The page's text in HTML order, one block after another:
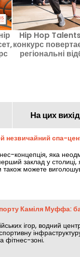
Hip Hop
конкурс
регіональні
На цих
незвичайний спа-
концепція, яка
заклад у столиці,
також можете
Каміля Муффа:
ігор, водний
фітнес-зоні.